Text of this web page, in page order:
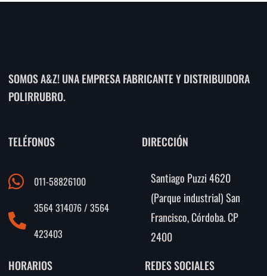
SOMOS A&Z! UNA EMPRESA FABRICANTE Y DISTRIBUIDORA
POLIRRUBRO.
TELÉFONOS
011-58826100
3564 314076 / 3564
423403
DIRECCIÓN
Santiago Puzzi 4620
(Parque industrial) San
Francisco, Córdoba. CP
2400
HORARIOS
REDES SOCIALES